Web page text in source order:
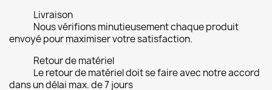
Livraison
Nous vérifions minutieusement chaque produit
envoyé pour maximiser votre satisfaction.
Retour de matériel
Le retour de matériel doit se faire avec notre accord
dans un délai max. de 7 jours